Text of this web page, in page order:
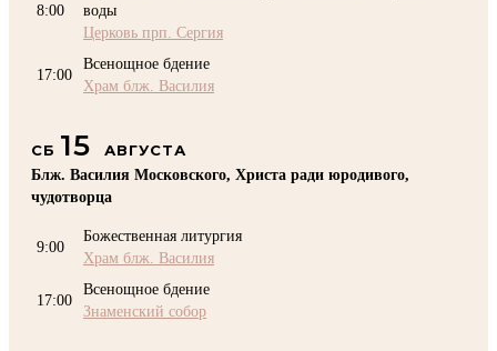
8:00
воды
Церковь прп. Сергия
17:00
Всенощное бдение
Храм блж. Василия
СБ 15
АВГУСТА
Блж. Василия Московского, Христа ради юродивого,
чудотворца
9:00
Божественная литургия
Храм блж. Василия
17:00
Всенощное бдение
Знаменский собор